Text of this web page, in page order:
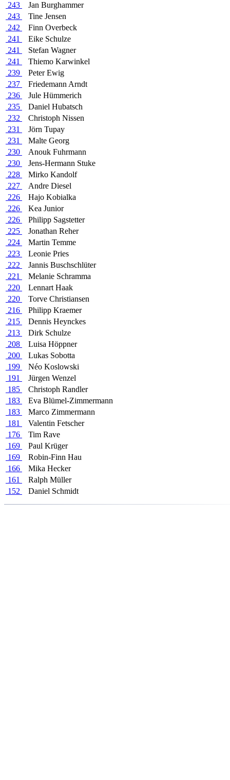
243
Jan Burghammer
243
Tine Jensen
242
Finn Overbeck
241
Eike Schulze
241
Stefan Wagner
241
Thiemo Karwinkel
239
Peter Ewig
237
Friedemann Arndt
236
Jule Hümmerich
235
Daniel Hubatsch
232
Christoph Nissen
231
Jörn Tupay
231
Malte Georg
230
Anouk Fuhrmann
230
Jens-Hermann Stuke
228
Mirko Kandolf
227
Andre Diesel
226
Hajo Kobialka
226
Kea Junior
226
Philipp Sagstetter
225
Jonathan Reher
224
Martin Temme
223
Leonie Pries
222
Jannis Buschschlüter
221
Melanie Schramma
220
Lennart Haak
220
Torve Christiansen
216
Philipp Kraemer
215
Dennis Heynckes
213
Dirk Schulze
208
Luisa Höppner
200
Lukas Sobotta
199
Néo Koslowski
191
Jürgen Wenzel
185
Christoph Randler
183
Eva Blümel-Zimmermann
183
Marco Zimmermann
181
Valentin Fetscher
176
Tim Rave
169
Paul Krüger
169
Robin-Finn Hau
166
Mika Hecker
161
Ralph Müller
152
Daniel Schmidt